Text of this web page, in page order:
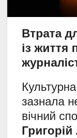
Втрата
із життя
зазнала
вічний